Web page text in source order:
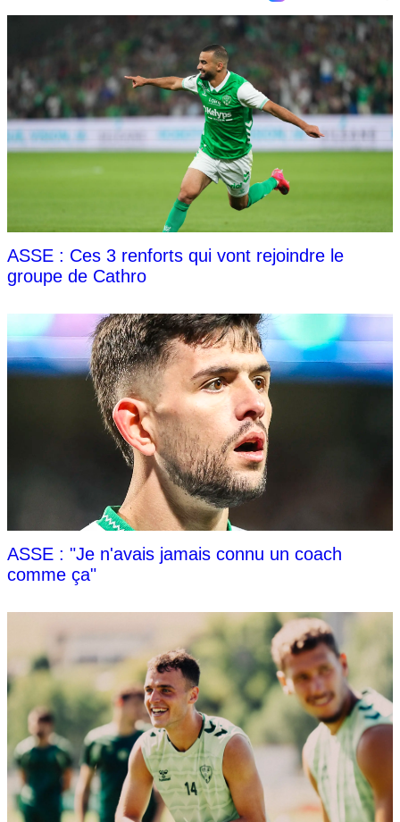
ASSE : Ces 3 renforts qui vont rejoindre le
groupe de Cathro
ASSE : "Je n'avais jamais connu un coach
comme ça"